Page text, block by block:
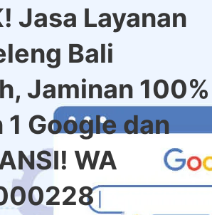
Jasa Layanan
Bali
Jaminan 100%
1 Google dan
WA